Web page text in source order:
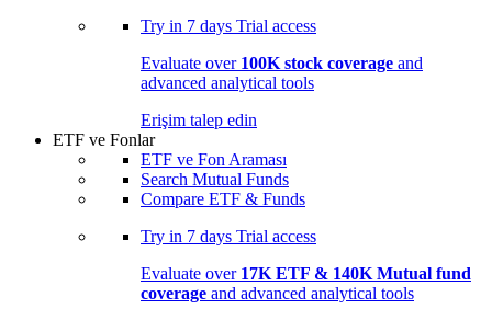
Try in 7 days Trial access
Evaluate over 100K stock coverage and
advanced analytical tools
Erişim talep edin
ETF ve Fonlar
ETF ve Fon Araması
Search Mutual Funds
Compare ETF & Funds
Try in 7 days Trial access
Evaluate over 17K ETF & 140K Mutual fund
coverage and advanced analytical tools